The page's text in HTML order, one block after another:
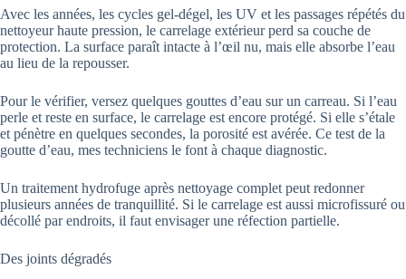
Avec les années, les cycles gel-dégel, les UV et les passages répétés du
nettoyeur haute pression, le carrelage extérieur perd sa couche de
protection. La surface paraît intacte à l’œil nu, mais elle absorbe l’eau
au lieu de la repousser.
Pour le vérifier, versez quelques gouttes d’eau sur un carreau. Si l’eau
perle et reste en surface, le carrelage est encore protégé. Si elle s’étale
et pénètre en quelques secondes, la porosité est avérée. Ce test de la
goutte d’eau, mes techniciens le font à chaque diagnostic.
Un traitement hydrofuge après nettoyage complet peut redonner
plusieurs années de tranquillité. Si le carrelage est aussi microfissuré ou
décollé par endroits, il faut envisager une réfection partielle.
Des joints dégradés